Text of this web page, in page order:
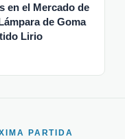
en el Mercado de
de Goma
Lirio
PARTIDA